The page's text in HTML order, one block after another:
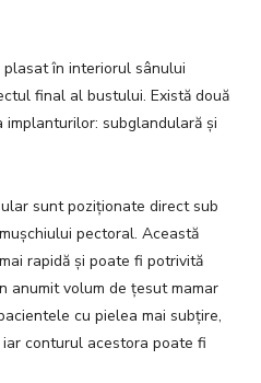
în interiorul sânului
final al bustului. Există două
subglandulară și
sunt poziționate direct sub
pectoral. Această
rapidă și poate fi potrivită
anumit volum de țesut mamar
cu pielea mai subțire,
conturul acestora poate fi